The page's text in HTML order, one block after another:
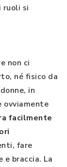
ruoli si
non ci
né fisico da
in
ovviamente
facilmente
fare
e braccia. La